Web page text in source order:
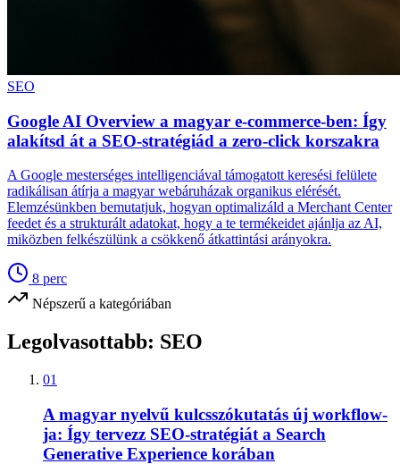
SEO
Google AI Overview a magyar e-commerce-ben: Így
alakítsd át a SEO-stratégiád a zero-click korszakra
A Google mesterséges intelligenciával támogatott keresési felülete
radikálisan átírja a magyar webáruházak organikus elérését.
Elemzésünkben bemutatjuk, hogyan optimalizáld a Merchant Center
feedet és a strukturált adatokat, hogy a te termékeidet ajánlja az AI,
miközben felkészülünk a csökkenő átkattintási arányokra.
8 perc
Népszerű a kategóriában
Legolvasottabb: SEO
01
A magyar nyelvű kulcsszókutatás új workflow-
ja: Így tervezz SEO-stratégiát a Search
Generative Experience korában